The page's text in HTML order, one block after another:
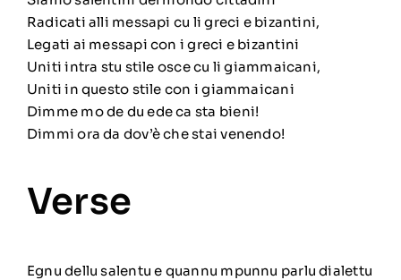
Radicati alli messapi cu li greci e bizantini,
Legati ai messapi con i greci e bizantini
Uniti intra stu stile osce cu li giammaicani,
Uniti in questo stile con i giammaicani
Dimme mo de du ede ca sta bieni!
Dimmi ora da dov’è che stai venendo!
Verse
Egnu dellu salentu e quannu mpunnu parlu dialettu